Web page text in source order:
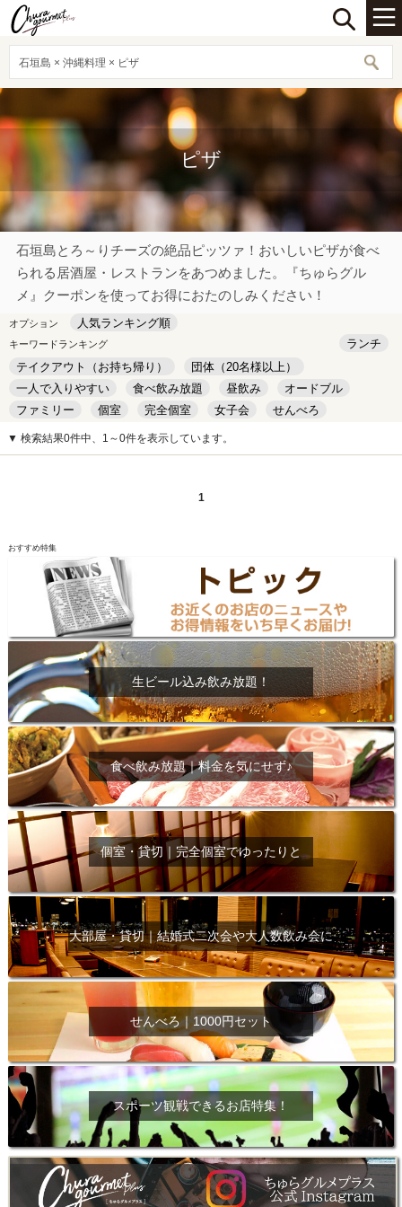
石垣島 × 沖縄料理 × ピザ
ピザ
石垣島とろ～りチーズの絶品ピッツァ！おいしいピザが食べ
られる居酒屋・レストランをあつめました。『ちゅらグル
メ』クーポンを使ってお得におたのしみください！
オプション 人気ランキング順
キーワードランキング
ランチ
テイクアウト（お持ち帰り）
団体（20名様以上）
一人で入りやすい
食べ飲み放題 昼飲み
オードブル
ファミリー
個室 完全個室 女子会
せんべろ
キッズルーム
安い デート
▼ 検索結果0件中、1～0件を表示しています。
1
おすすめ特集
生ビール込み飲み放題！
食べ飲み放題｜料金を気にせず♪
個室・貸切｜完全個室でゆったりと
大部屋・貸切｜結婚式二次会や大人数飲み会に
せんべろ｜1000円セット
スポーツ観戦できるお店特集！